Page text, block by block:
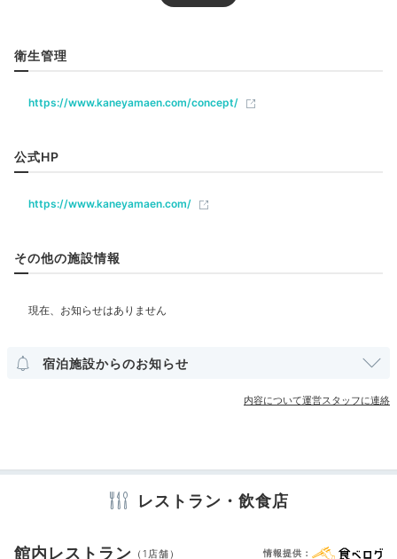
い景色を味わいながら散策を楽しめます。夕食前の夕涼
は、呈茶のサービスが
れます。
Lounge
17:00
ラウンジでゆっくり
燦里クラブラウンジ
「燦里」に宿泊しているゲストが利用できるクラブラウ
ドリンクやスイーツ片手にゆっくり
と読書を満喫できま
リラクゼーション
サウナ
エステ・マッサージ
飲食
和室
洋室 インターネット利用可能
アメニティ
冷蔵庫 スリッパ セーフティボックス
ドライヤー お茶セット 電気ポット 加湿器
衛生管理
https://www.kaneyamaen.com/concept/
公式HP
https://www.kaneyamaen.com/
その他の施設情報
宿泊施設からのお知らせ
内容について運営スタッフに連絡
レストラン・飲食店
館内レストラン （1店舗） 情報提供：